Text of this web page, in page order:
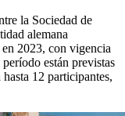
la Sociedad de
alemana
2023, con vigencia
están previstas
12 participantes,